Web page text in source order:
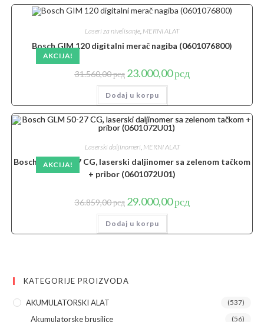
AKCIJA!
Laseri za nivelisanje MERNI ALAT
Bosch GIM 120 digitalni merač nagiba (0601076800)
31.560,00рсд Originalna
cena
je
bila:
31.560,00 рсд.
23.000,00рсдTrenutna
cena
Dodaj u korpu
AKCIJA!
Laserski daljinomeri, MERNI ALAT
Bosch GLM 50-27 CG, laserski daljinomer sa zelenom tačkom
+ pribor (0601072U01)
36.859,00рсд Originalna
cena
je
bila:
36.859,00 рсд.
29.000,00рсдTrenutna
cena
Dodaj u korpu
KATEGORIJE PROIZVODA
AKUMULATORSKI ALAT (537)
Akumulatorske brusilice (56)